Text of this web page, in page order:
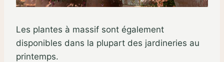
Les plantes à massif sont également
disponibles dans la plupart des jardineries au
printemps.